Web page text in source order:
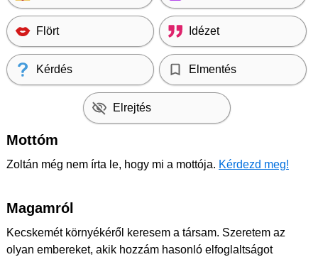
Flört Idézet
Kérdés Elmentés
Elrejtés
Mottóm
Zoltán még nem írta le, hogy mi a mottója. Kérdezd meg!
Magamról
Kecskemét környékéről keresem a társam. Szeretem az
olyan embereket, akik hozzám hasonló elfoglaltságot